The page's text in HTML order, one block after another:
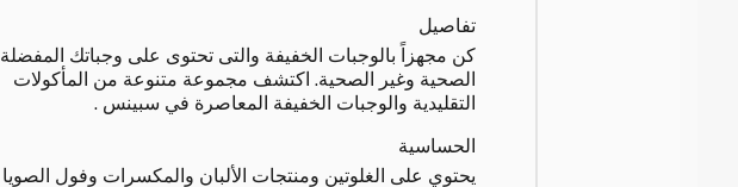
تفاصيل
كن مجهزاً بالوجبات الخفيفة والتى تحتوى على وجباتك المفضلة
الصحية وغير الصحية. اكتشف مجموعة متنوعة من المأكولات
التقليدية والوجبات الخفيفة المعاصرة في سبينس .
الحساسية
يحتوي على الغلوتين ومنتجات الألبان والمكسرات وفول الصويا